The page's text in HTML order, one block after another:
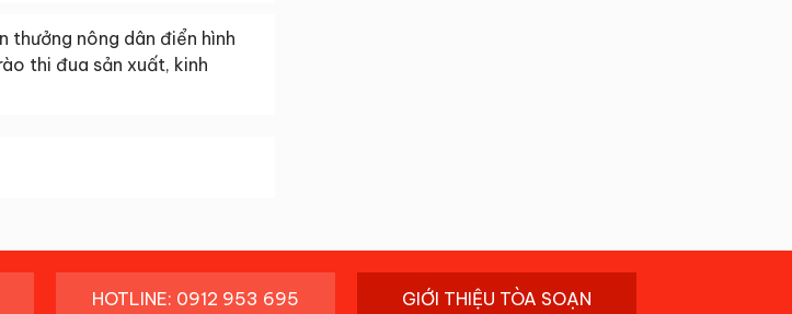
thưởng nông dân điển hình
thi đua sản xuất, kinh
HOTLINE: 0912 953 695 GIỚI THIỆU TÒA SOẠN